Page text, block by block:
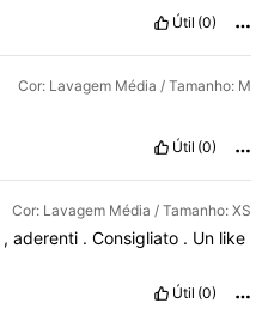
Útil (0)
Cor: Lavagem Média / Tamanho: M
Útil (0)
Cor: Lavagem Média / Tamanho: XS
, aderenti . Consigliato . Un like
Útil (0)